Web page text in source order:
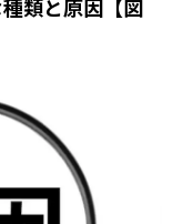
類と原因【図